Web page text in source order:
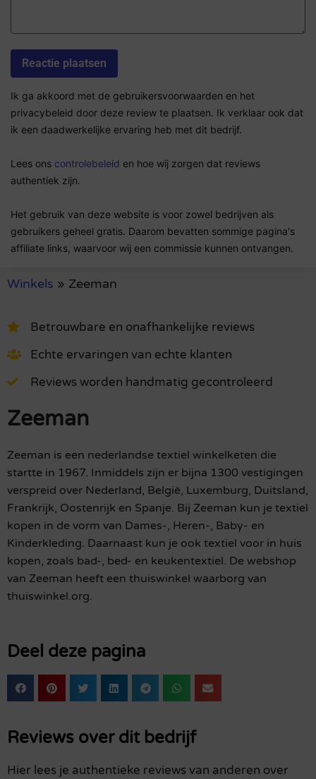
Ik ga akkoord met de gebruikersvoorwaarden en het
privacybeleid door deze review te plaatsen. Ik verklaar ook dat
ik een daadwerkelijke ervaring heb met dit bedrijf.
Lees ons controlebeleid en hoe wij zorgen dat reviews
authentiek zijn.
Het gebruik van deze website is voor zowel bedrijven als
gebruikers geheel gratis. Daarom bevatten sommige pagina's
affiliate links, waarvoor wij een commissie kunnen ontvangen.
Winkels » Zeeman
Betrouwbare en onafhankelijke reviews
Echte ervaringen van echte klanten
Reviews worden handmatig gecontroleerd
Zeeman
Zeeman is een nederlandse textiel winkelketen die
startte in 1967. Inmiddels zijn er bijna 1300 vestigingen
verspreid over Nederland, België, Luxemburg, Duitsland,
Frankrijk, Oostenrijk en Spanje. Bij Zeeman kun je textiel
kopen in de vorm van Dames-, Heren-, Baby- en
Kinderkleding. Daarnaast kun je ook textiel voor in huis
kopen, zoals bad-, bed- en keukentextiel. De webshop
van Zeeman heeft een thuiswinkel waarborg van
thuiswinkel.org.
Deel deze pagina
Reviews over dit bedrijf
Hier lees je authentieke reviews van anderen over